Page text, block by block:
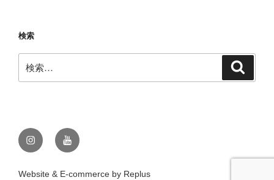
検索
索:
InstagramYoutube
Website & E-commerce by Replus